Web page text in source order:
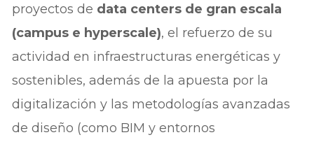
proyectos de data centers de gran escala
(campus e hyperscale), el refuerzo de su
actividad en infraestructuras energéticas y
sostenibles, además de la apuesta por la
digitalización y las metodologías avanzadas
de diseño (como BIM y entornos